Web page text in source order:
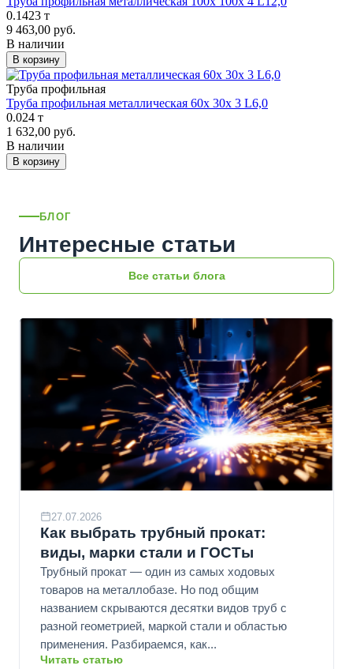
0.1423 т
9 463,00 руб.
В наличии
В корзину
Труба профильная
Труба профильная металлическая 60х 30х 3 L6,0
0.024 т
1 632,00 руб.
В наличии
В корзину
БЛОГ
Интересные статьи
Все статьи блога
27.07.2026
Как выбрать трубный прокат:
виды, марки стали и ГОСТы
Трубный прокат — один из самых ходовых
товаров на металлобазе. Но под общим
названием скрываются десятки видов труб с
разной геометрией, маркой стали и областью
применения. Разбираемся, как...
Читать статью